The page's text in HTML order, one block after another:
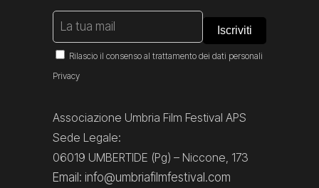
Rilascio il consenso al trattamento dei dati personali
Privacy
Associazione Umbria Film Festival APS
Sede Legale:
06019 UMBERTIDE (Pg) – Niccone, 173
Email: info@umbriafilmfestival.com